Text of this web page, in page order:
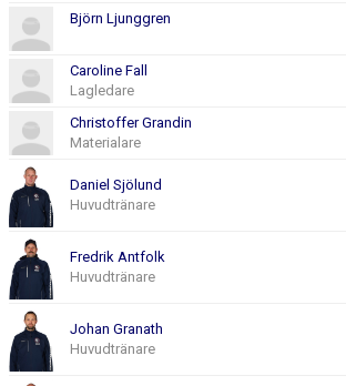
Björn Ljunggren
Caroline Fall
Lagledare
Christoffer Grandin
Materialare
Daniel Sjölund
Huvudtränare
Fredrik Antfolk
Huvudtränare
Johan Granath
Huvudtränare